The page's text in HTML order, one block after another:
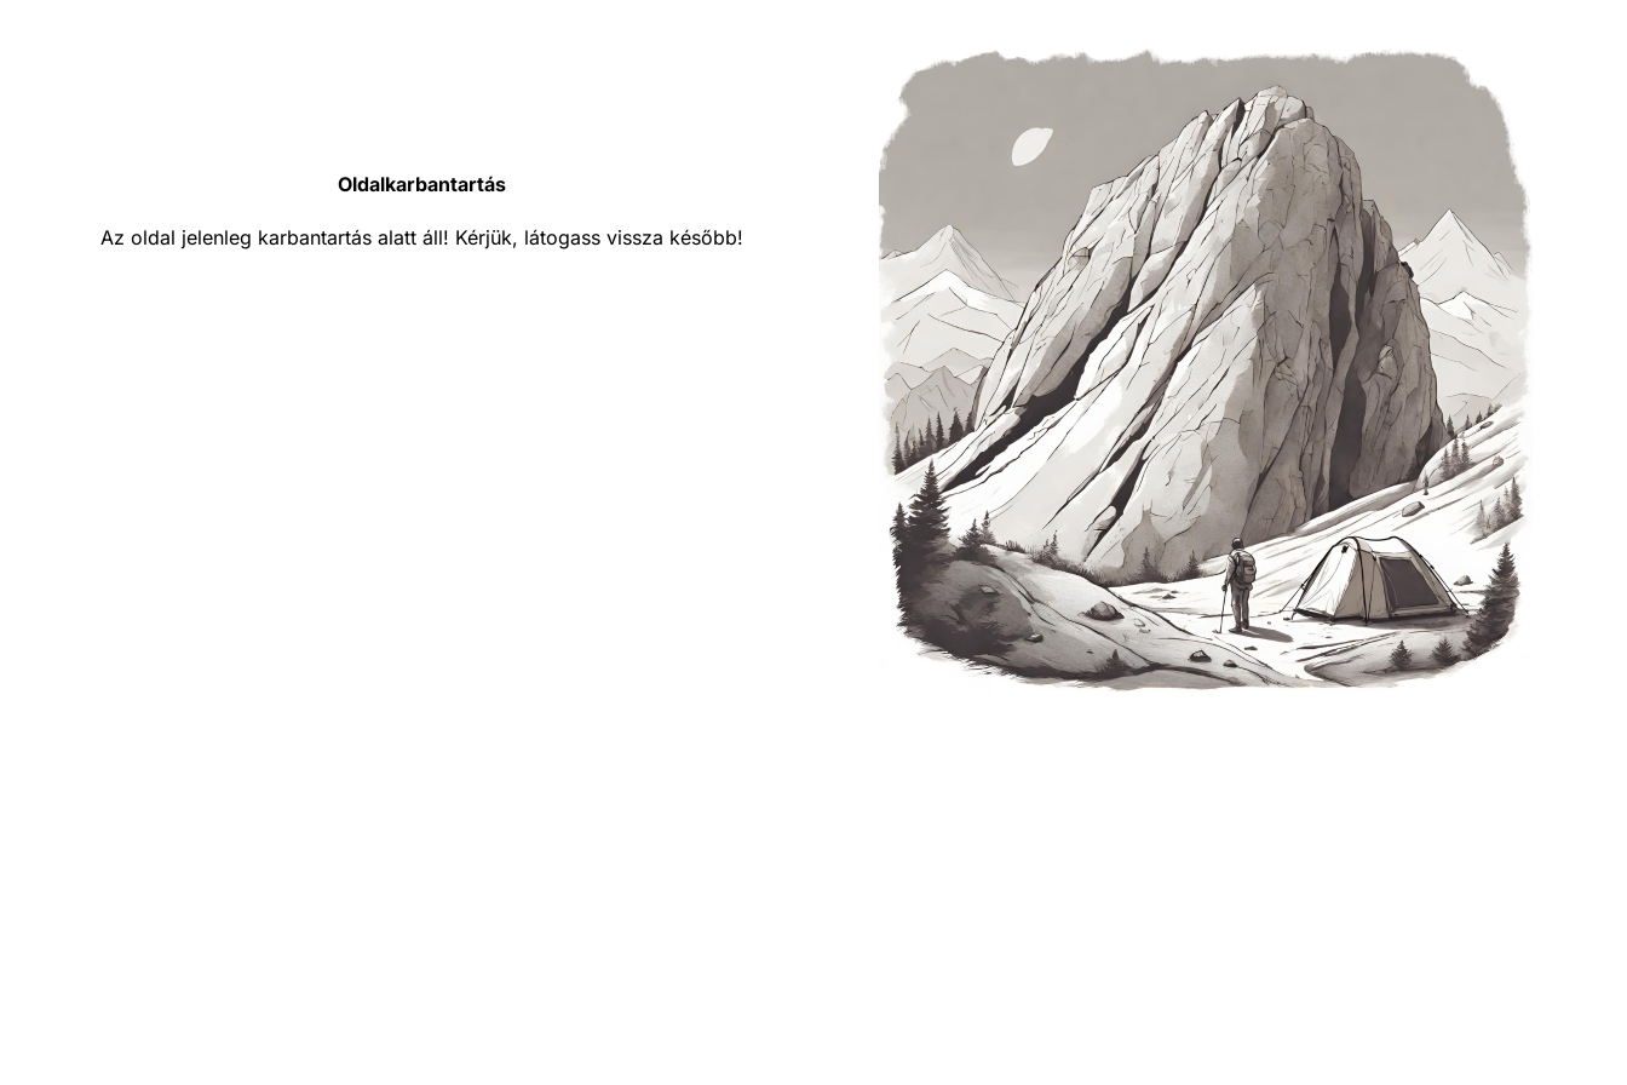
Oldalkarbantartás
Az oldal jelenleg karbantartás alatt áll! Kérjük, látogass vissza később!